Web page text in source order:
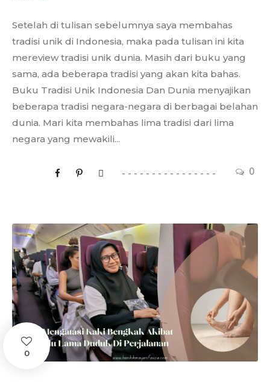
0
Setelah di tulisan sebelumnya saya membahas
tradisi unik di Indonesia, maka pada tulisan ini kita
mereview tradisi unik dunia. Masih dari buku yang
sama, ada beberapa tradisi yang akan kita bahas.
Buku Tradisi Unik Indonesia Dan Dunia menyajikan
beberapa tradisi negara-negara di berbagai belahan
dunia. Mari kita membahas lima tradisi dari lima
negara yang mewakili...
0